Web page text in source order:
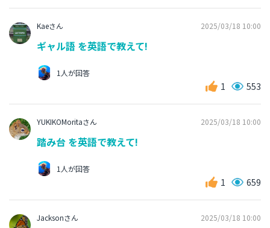
Kaeさん 2025/03/18 10:00
ギャル語 を英語で教えて!
1人が回答
1 553
YUKIKOMoritaさん 2025/03/18 10:00
踏み台 を英語で教えて!
1人が回答
1 659
Jacksonさん 2025/03/18 10:00